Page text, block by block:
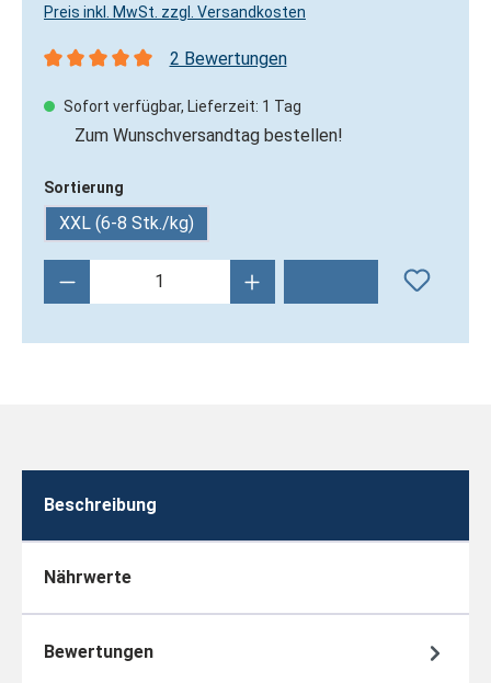
Preis inkl. MwSt. zzgl. Versandkosten
2 Bewertungen
Sofort verfügbar, Lieferzeit: 1 Tag
Zum Wunschversandtag bestellen!
Sortierung
XXL (6-8 Stk./kg)
Produkt Anzahl: Gib den gewünschten
Beschreibung
Nährwerte
Bewertungen